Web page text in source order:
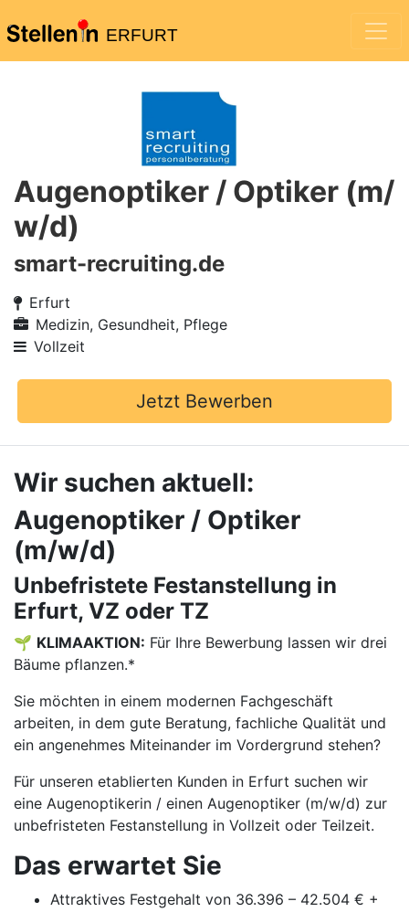
ERFURT
Augenoptiker / Optiker (m/
w/d)
smart-recruiting.de
Erfurt
Medizin, Gesundheit, Pflege
Vollzeit
Jetzt Bewerben
Wir suchen aktuell:
Augenoptiker / Optiker
(m/w/d)
Unbefristete Festanstellung in
Erfurt, VZ oder TZ
🌱 KLIMAAKTION: Für Ihre Bewerbung lassen wir drei
Bäume pflanzen.*
Sie möchten in einem modernen Fachgeschäft
arbeiten, in dem gute Beratung, fachliche Qualität und
ein angenehmes Miteinander im Vordergrund stehen?
Für unseren etablierten Kunden in Erfurt suchen wir
eine Augenoptikerin / einen Augenoptiker (m/w/d) zur
unbefristeten Festanstellung in Vollzeit oder Teilzeit.
Das erwartet Sie
Attraktives Festgehalt von 36.396 – 42.504 € +